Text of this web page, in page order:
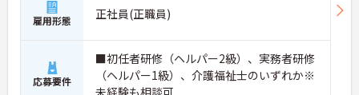
・処遇改善手当78,000円、賞与は年2回＋処遇改善
一時金も別途支給されています。
・入社半年でリーダーを任されたスタッフの実績が
あるなど、年次にかかわらず頑張りが評価され、キ
ャリアアップを実現できる職場環境です
【働きやすい休日・残業面と、長く安心して働ける
雇用形態 正社員(正職員)
応募要件
■初任者研修（ヘルパー2級）、実務者研修
（ヘルパー1級）、介護福祉士のいずれか※
未経験も相談可